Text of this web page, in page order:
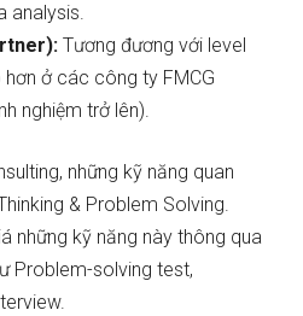
analysis.
Tương đương với level
ở các công ty FMCG
nghiệm trở lên).
những kỹ năng quan
& Problem Solving.
những kỹ năng này thông qua
Problem-solving test,